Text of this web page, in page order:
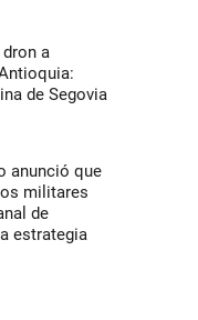
a
de Segovia
anunció que
militares
de
estrategia